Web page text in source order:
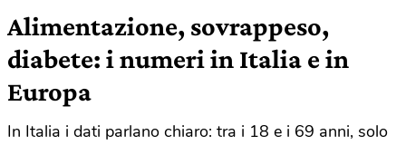
Alimentazione, sovrappeso,
diabete: i numeri in Italia e in
Europa
In Italia i dati parlano chiaro: tra i 18 e i 69 anni, solo